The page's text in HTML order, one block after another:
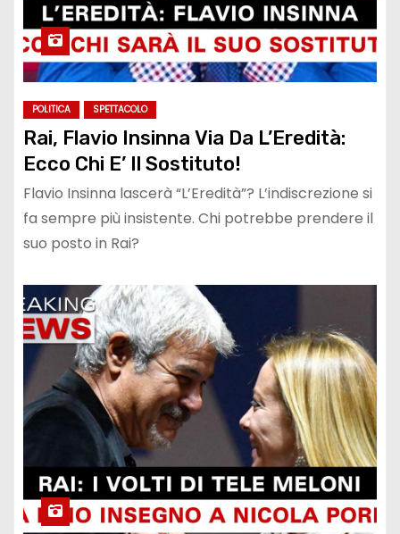
POLITICA SPETTACOLO
Rai, Flavio Insinna Via Da L’Eredità:
Ecco Chi E’ Il Sostituto!
Flavio Insinna lascerà “L’Eredità”? L’indiscrezione si
fa sempre più insistente. Chi potrebbe prendere il
suo posto in Rai?